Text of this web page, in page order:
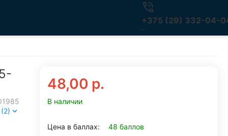
+375 (29) 332-04-
48,00 р.
В наличии
Цена в баллах:
48 баллов